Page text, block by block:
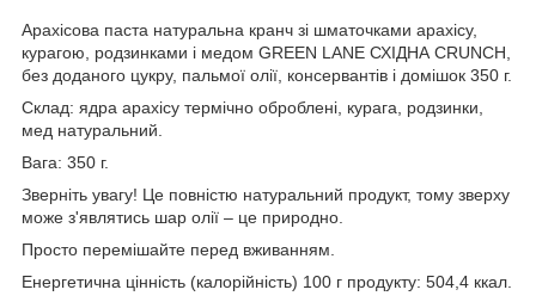
Арахісова паста натуральна кранч зі шматочками арахісу,
курагою, родзинками і медом GREEN LANE СХІДНА CRUNCH,
без доданого цукру, пальмої олії, консервантів і домішок 350 г.
Склад: ядра арахісу термічно оброблені, курага, родзинки,
мед натуральний.
Вага: 350 г.
Зверніть увагу! Це повністю натуральний продукт, тому зверху
може з'являтись шар олії – це природно.
Просто перемішайте перед вживанням.
Енергетична цінність (калорійність) 100 г продукту: 504,4 ккал.